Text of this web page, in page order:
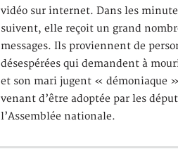
vidéo sur internet. Dans les
suivent, elle reçoit un grand
messages. Ils proviennent de
désespérées qui demandent à
et son mari jugent « démoniaque
venant d’être adoptée par les
l’Assemblée nationale.